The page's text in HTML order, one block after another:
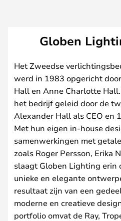
Globen
Het Zweedse
werd in 1983 opgericht
Hall en Anne Charlotte
het bedrijf geleid door de
Alexander Hall als CEO en
Met hun eigen in-house
samenwerkingen met
zoals Roger Persson, Erika
slaagt Globen Lighting erin
unieke en elegante
resultaat zijn van een
moderne en creatieve
portfolio omvat de Ray,